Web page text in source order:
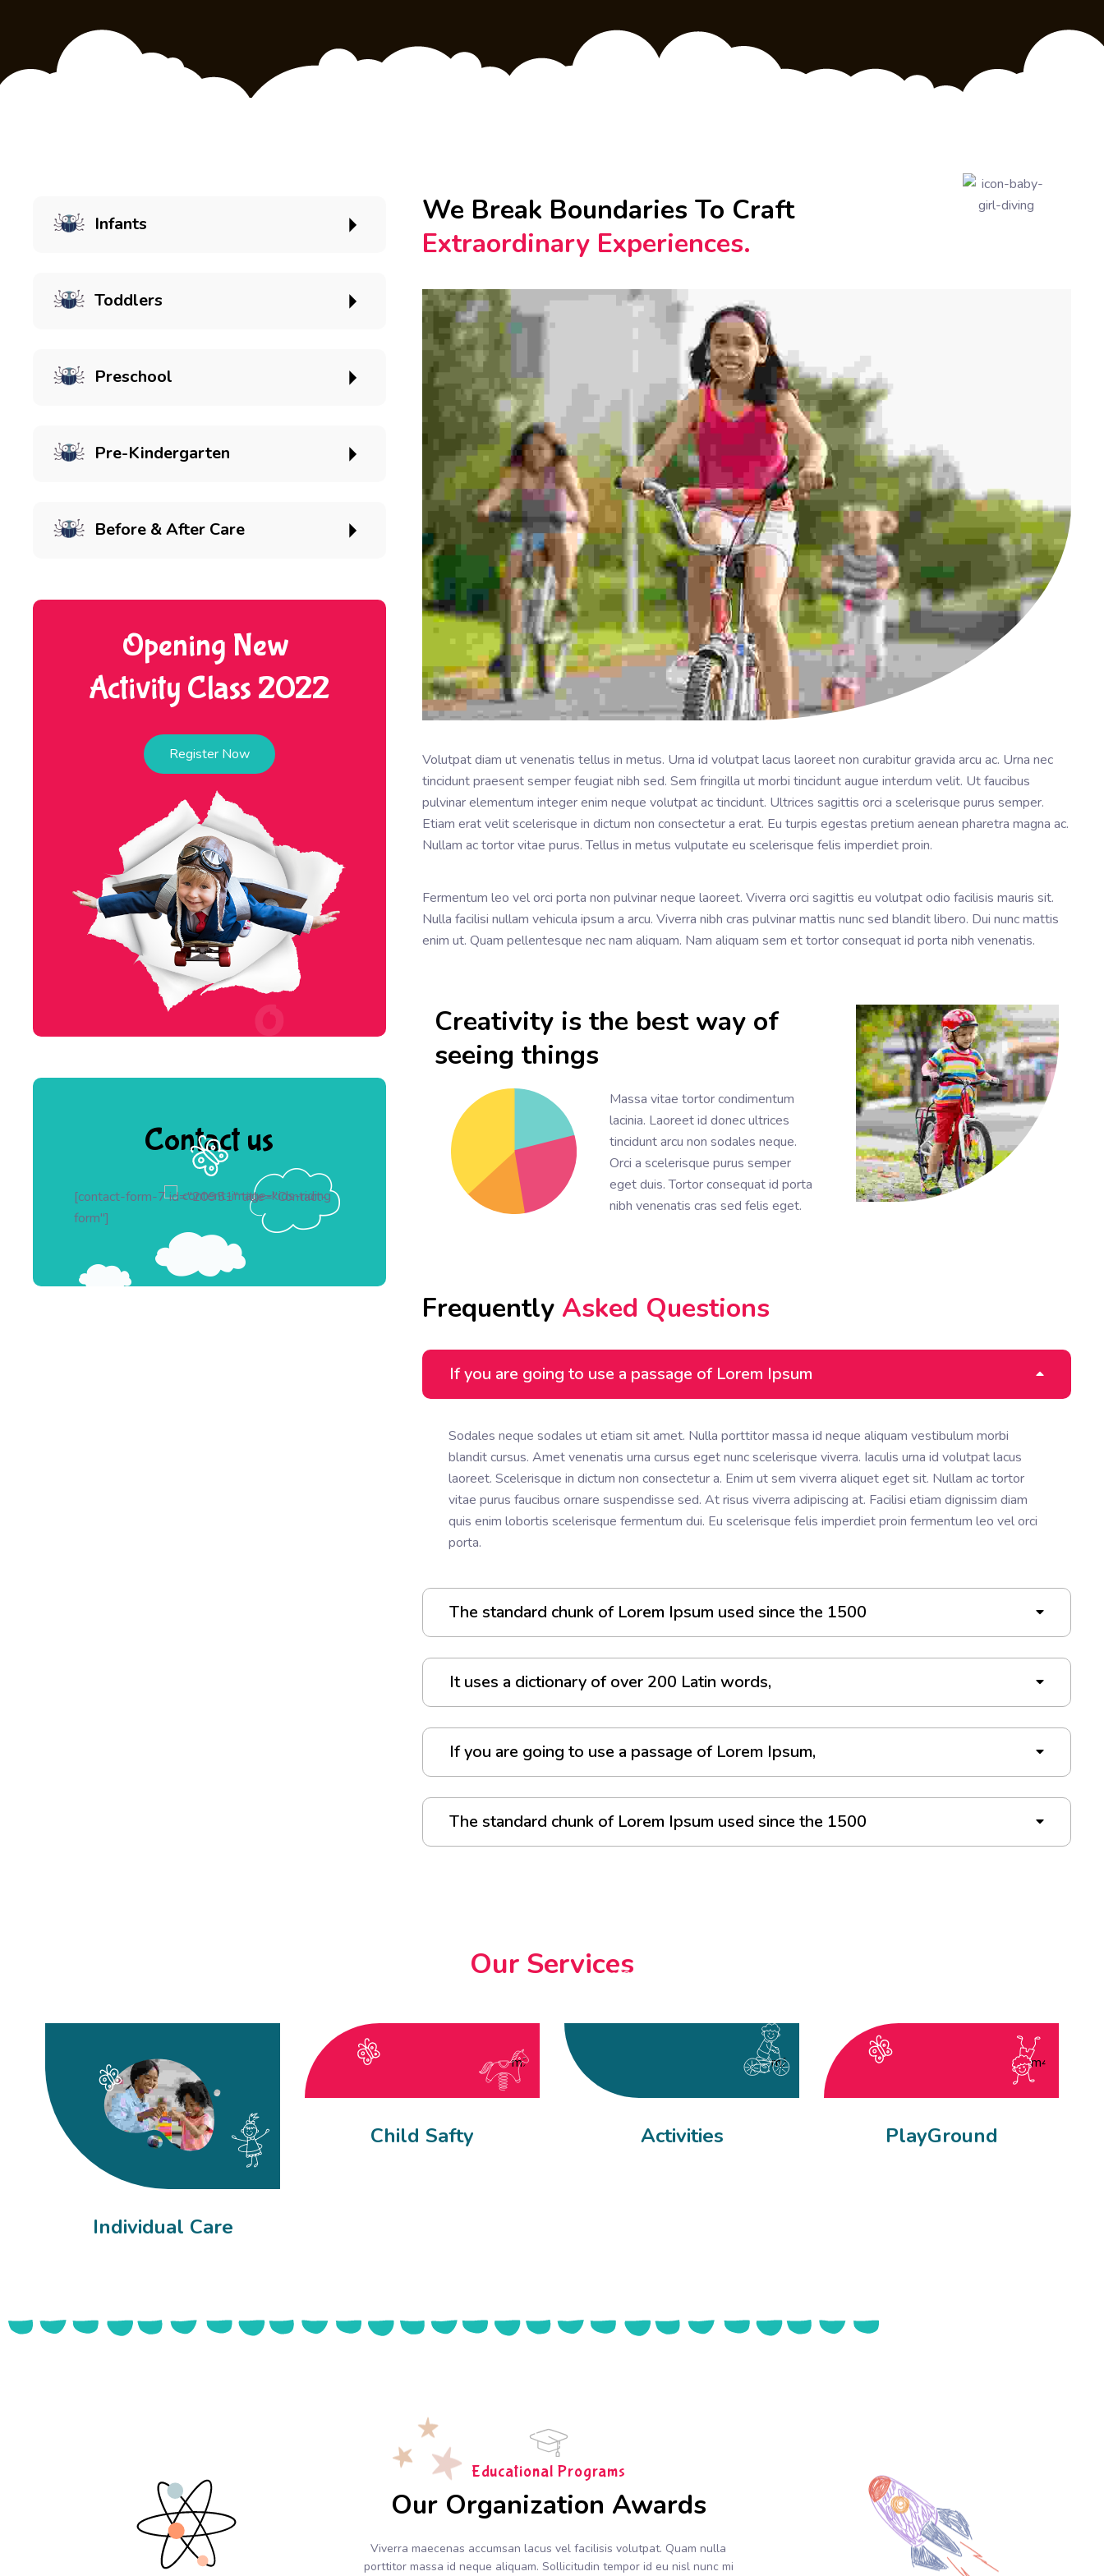
Infants
Toddlers
Preschool
Pre-Kindergarten
Before & After Care
Opening New
Activity Class 2022
Register Now
Contact us
[contact-form-7 id="20951" title="Contact-
form"]
We Break Boundaries To Craft
Extraordinary Experiences.
Volutpat diam ut venenatis tellus in metus. Urna id volutpat lacus laoreet non curabitur gravida arcu ac. Urna nec
tincidunt praesent semper feugiat nibh sed. Sem fringilla ut morbi tincidunt augue interdum velit. Ut faucibus
pulvinar elementum integer enim neque volutpat ac tincidunt. Ultrices sagittis orci a scelerisque purus semper.
Etiam erat velit scelerisque in dictum non consectetur a erat. Eu turpis egestas pretium aenean pharetra magna ac.
Nullam ac tortor vitae purus. Tellus in metus vulputate eu scelerisque felis imperdiet proin.
Fermentum leo vel orci porta non pulvinar neque laoreet. Viverra orci sagittis eu volutpat odio facilisis mauris sit.
Nulla facilisi nullam vehicula ipsum a arcu. Viverra nibh cras pulvinar mattis nunc sed blandit libero. Dui nunc mattis
enim ut. Quam pellentesque nec nam aliquam. Nam aliquam sem et tortor consequat id porta nibh venenatis.
Creativity is the best way of
seeing things
Massa vitae tortor condimentum
lacinia. Laoreet id donec ultrices
tincidunt arcu non sodales neque.
Orci a scelerisque purus semper
eget duis. Tortor consequat id porta
nibh venenatis cras sed felis eget.
Frequently Asked Questions
If you are going to use a passage of Lorem Ipsum
Sodales neque sodales ut etiam sit amet. Nulla porttitor massa id neque aliquam vestibulum morbi
blandit cursus. Amet venenatis urna cursus eget nunc scelerisque viverra. Iaculis urna id volutpat lacus
laoreet. Scelerisque in dictum non consectetur a. Enim ut sem viverra aliquet eget sit. Nullam ac tortor
vitae purus faucibus ornare suspendisse sed. At risus viverra adipiscing at. Facilisi etiam dignissim diam
quis enim lobortis scelerisque fermentum dui. Eu scelerisque felis imperdiet proin fermentum leo vel orci
porta.
The standard chunk of Lorem Ipsum used since the 1500
It uses a dictionary of over 200 Latin words,
If you are going to use a passage of Lorem Ipsum,
The standard chunk of Lorem Ipsum used since the 1500
Our Services
Individual Care
Child Safty Activities PlayGround
Educational Programs
Our Organization Awards
Viverra maecenas accumsan lacus vel facilisis volutpat. Quam nulla
porttitor massa id neque aliquam. Sollicitudin tempor id eu nisl nunc mi